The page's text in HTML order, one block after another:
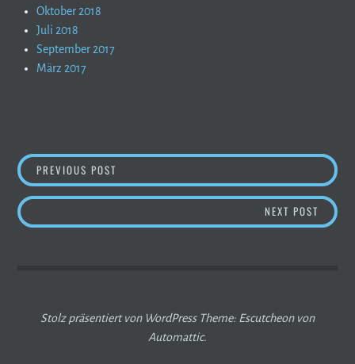
Oktober 2018
Juli 2018
September 2017
März 2017
BEITRAGSNAVIGATION
PREVIOUS POST DAV BERGBERICHT – SO WIRD´S AM
NEXT POST
Stolz präsentiert von WordPress Theme: Escutcheon von
Automattic.